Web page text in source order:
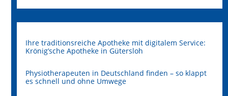
Ihre traditionsreiche Apotheke mit digitalem Service:
Krönig’sche Apotheke in Gütersloh
Physiotherapeuten in Deutschland finden – so klappt
es schnell und ohne Umwege